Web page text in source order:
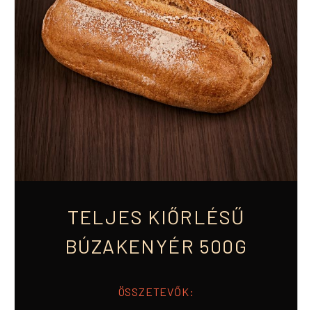
TELJES KIŐRLÉSŰ
BÚZAKENYÉR 500G
ÖSSZETEVŐK: